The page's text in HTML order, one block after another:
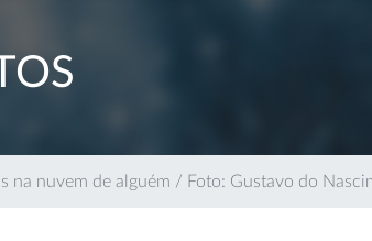
na nuvem de alguém / Foto: Gustavo do